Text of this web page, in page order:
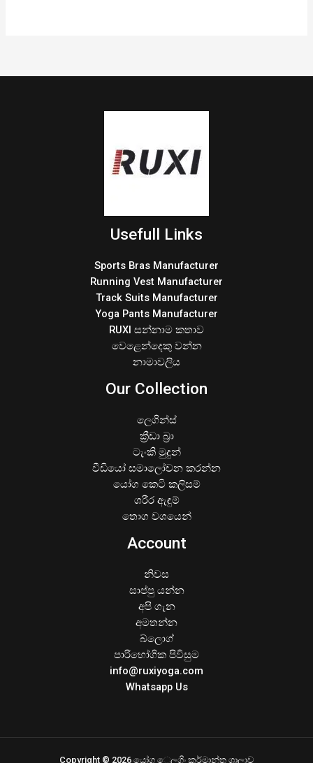
Usefull Links
Sports Bras Manufacturer
Running Vest Manufacturer
Track Suits Manufacturer
Yoga Pants Manufacturer
RUXI සන්නාම කතාව
වෙළෙන්දෙකු වන්න
නාමාවලිය
Our Collection
ලෙගින්ස්
ක්‍රීඩා බ්‍රා
ටැංකි මුදුන්
වීඩියෝ සමාලෝචන කරන්න
යෝග කෙටි කලිසම්
ශරීර ඇඳුම්
තොග වශයෙන්
Account
නිවස
සාප්පු යන්න
අපි ගැන
අමතන්න
බ්ලොග්
පාරිභෝගික පිවිසුම
info@ruxiyoga.com
Whatsapp Us
Copyright © 2026 යෝග ෙලගිං කර්මාන්ත ශාලාව